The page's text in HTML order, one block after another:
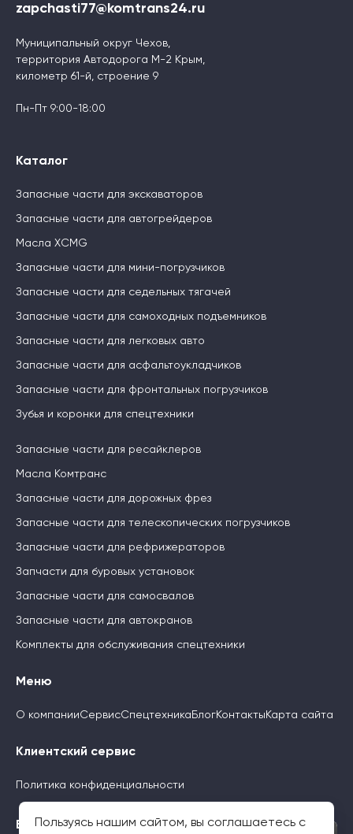
zapchasti77@komtrans24.ru
Муниципальный округ Чехов,
территория Автодорога М-2 Крым,
километр 61-й, строение 9
Пн-Пт 9:00-18:00
Каталог
Запасные части для экскаваторов
Запасные части для автогрейдеров
Масла XCMG
Запасные части для мини-погрузчиков
Запасные части для седельных тягачей
Запасные части для самоходных подъемников
Запасные части для легковых авто
Запасные части для асфальтоукладчиков
Запасные части для фронтальных погрузчиков
Зубья и коронки для спецтехники
Запасные части для ресайклеров
Масла Комтранс
Запасные части для дорожных фрез
Запасные части для телескопических погрузчиков
Запасные части для рефрижераторов
Запчасти для буровых установок
Запасные части для самосвалов
Запасные части для автокранов
Комплекты для обслуживания спецтехники
Меню
О компанииСервисСпецтехника БлогКонтакты Карта сайта
Клиентский сервис
Политика конфиденциальности
Будьте с нами
Пользуясь нашим сайтом, вы соглашаетесь с